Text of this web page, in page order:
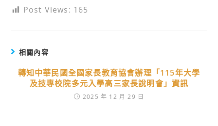
Post Views: 165
相關內容
轉知中華民國全國家長教育協會辦理「115年大學
及技專校院多元入學高三家長說明會」資訊
2025 年 12 月 29 日